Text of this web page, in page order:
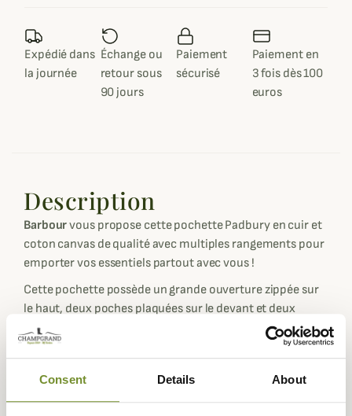
Consent Details About
Expédié dans
la journée
Échange ou
retour sous
90 jours
Paiement
sécurisé
Paiement en
3 fois dès 100
euros
Description
Barbourvous propose cette pochette Padbury en cuir et
coton canvas de qualité avec multiples rangements pour
emporter vos essentiels partout avec vous !
Cette pochette possède un grande ouverture zippée sur
le haut, deux poches plaquées sur le devant et deux
emplacements pour stylos.
Réalisée dans un mélange de cuir et de coton canvas,
cette pochette présente un look résistant et d'excellente